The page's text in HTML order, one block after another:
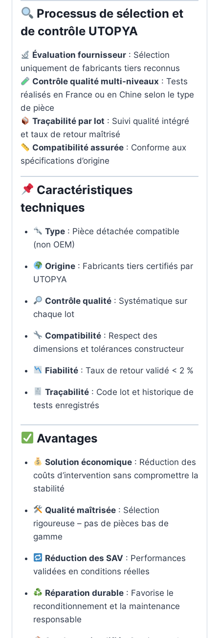
Processus de sélection et
de contrôle UTOPYA
Évaluation fournisseur : Sélection
uniquement de fabricants tiers reconnus
Contrôle qualité multi-niveaux : Tests
réalisés en France ou en Chine selon le type
de pièce
Traçabilité par lot : Suivi qualité intégré
et taux de retour maîtrisé
Compatibilité assurée : Conforme aux
spécifications d’origine
Caractéristiques
techniques
Type: Pièce détachée compatible
(non OEM)
Origine: Fabricants tiers certifiés par
UTOPYA
Contrôle qualité: Systématique sur
chaque lot
Compatibilité: Respect des
dimensions et tolérances constructeur
Fiabilité: Taux de retour validé < 2 %
Traçabilité: Code lot et historique de
tests enregistrés
Avantages
Solution économique: Réduction des
coûts d’intervention sans compromettre la
stabilité
Qualité maîtrisée: Sélection
rigoureuse – pas de pièces bas de
gamme
Réduction des SAV : Performances
validées en conditions réelles
Réparation durable: Favorise le
reconditionnement et la maintenance
responsable